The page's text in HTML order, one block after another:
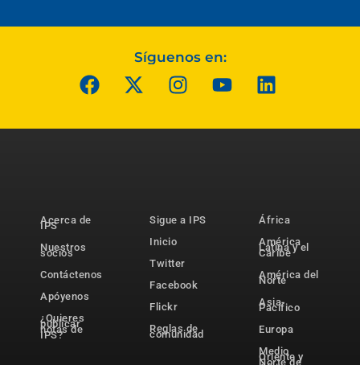
Síguenos en:
Acerca de
IPS
Nuestros
socios
Contáctenos
Apóyenos
¿Quieres
publicar
notas de
IPS?
Sigue a IPS
Inicio
Twitter
Facebook
Flickr
Reglas de
comunidad
África
América
Latina y el
Caribe
América del
Norte
Asia-
Pacífico
Europa
Medio
Oriente y
Norte de